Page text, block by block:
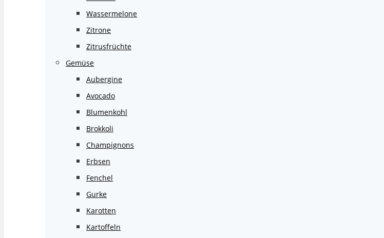
Wassermelone
Zitrone
Zitrusfrüchte
Gemüse
Aubergine
Avocado
Blumenkohl
Brokkoli
Champignons
Erbsen
Fenchel
Gurke
Karotten
Kartoffeln